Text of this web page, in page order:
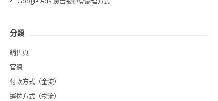
分類
銷售頁
官網
付款方式（金流）
運送方式（物流）